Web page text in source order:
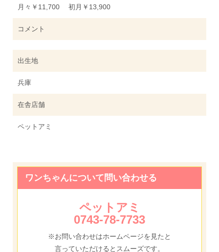
月々￥11,700 初月￥13,900
コメント
出生地
兵庫
在舎店舗
ペットアミ
ワンちゃんについて問い合わせる
ペットアミ
0743-78-7733
※お問い合わせはホームページを見たと
言っていただけるとスムーズです。